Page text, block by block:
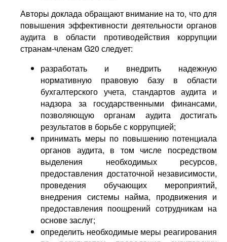
Авторы доклада обращают внимание на то, что для
повышения эффективности деятельности органов
аудита в области противодействия коррупции
странам-членам G20 следует:
разработать и внедрить надежную
нормативную правовую базу в области
бухгалтерского учета, стандартов аудита и
надзора за государственными финансами,
позволяющую органам аудита достигать
результатов в борьбе с коррупцией;
принимать меры по повышению потенциала
органов аудита, в том числе посредством
выделения необходимых ресурсов,
предоставления достаточной независимости,
проведения обучающих мероприятий,
внедрения системы найма, продвижения и
предоставления поощрений сотрудникам на
основе заслуг;
определить необходимые меры реагирования